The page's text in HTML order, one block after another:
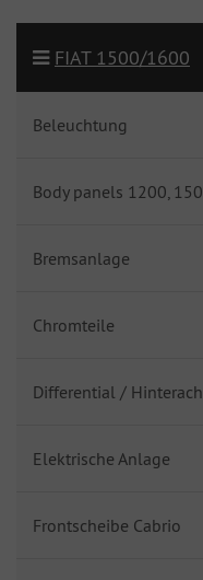
FIAT 1500/1600
Beleuchtung
Body panels 1200,
Bremsanlage
Chromteile
Differential /
Elektrische Anlage
Frontscheibe Cabrio